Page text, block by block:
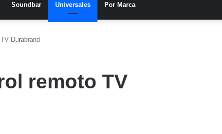
Soundbar Universales Por Marca
Durabrand
remoto TV